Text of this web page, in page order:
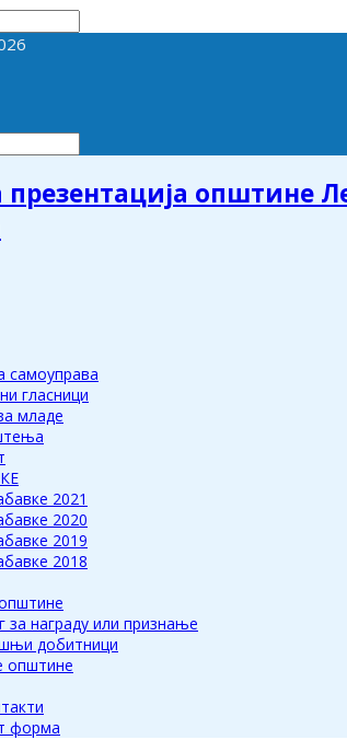
самоуправа
гласници
младе
2021
2020
2019
2018
за награду или признање
добитници
општине
форма